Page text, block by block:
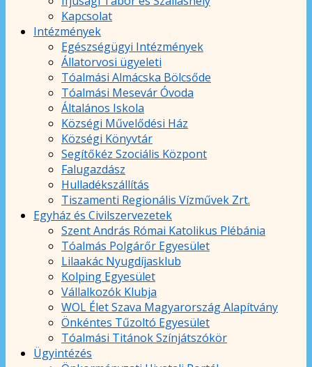
Kapcsolat
Intézmények
Egészségügyi Intézmények
Állatorvosi ügyeleti
Tóalmási Almácska Bölcsőde
Tóalmási Mesevár Óvoda
Általános Iskola
Községi Művelődési Ház
Községi Könyvtár
Segítőkéz Szociális Központ
Falugazdász
Hulladékszállítás
Tiszamenti Regionális Vízművek Zrt.
Egyház és Civilszervezetek
Szent András Római Katolikus Plébánia
Tóalmás Polgárőr Egyesület
Lilaakác Nyugdíjasklub
Kolping Egyesület
Vállalkozók Klubja
WOL Élet Szava Magyarország Alapítvány
Önkéntes Tűzoltó Egyesület
Tóalmási Titánok Színjátszókör
Ügyintézés